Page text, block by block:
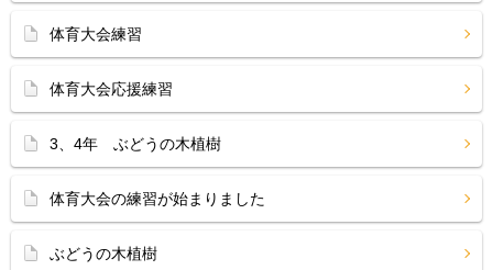
体育大会練習
体育大会応援練習
3、4年 ぶどうの木植樹
体育大会の練習が始まりました
ぶどうの木植樹